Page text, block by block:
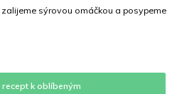
sýrovou omáčkou a posypeme
k oblíbeným